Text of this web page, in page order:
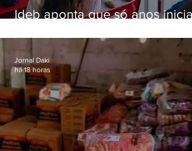
Ideb aponta que só anos
educação
Jornal Daki
há 18 horas